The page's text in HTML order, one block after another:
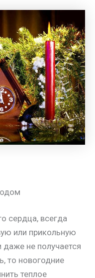
сердца, всегда
или прикольную
не получается
то новогодние
теплое